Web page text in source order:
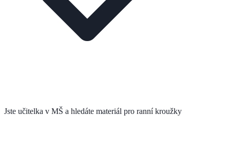
Jste učitelka v MŠ a hledáte materiál pro ranní kroužky